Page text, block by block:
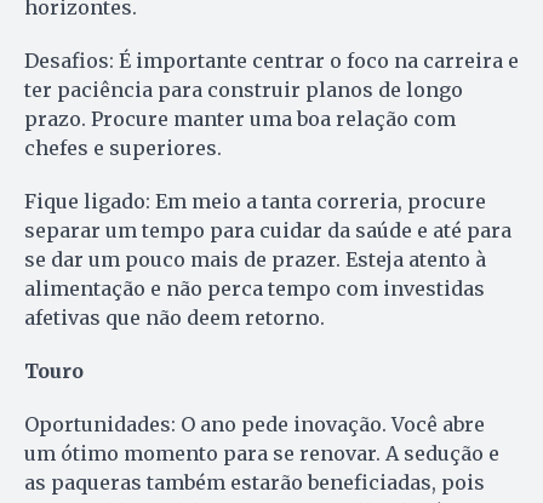
horizontes.
Desafios: É importante centrar o foco na carreira e
ter paciência para construir planos de longo
prazo. Procure manter uma boa relação com
chefes e superiores.
Fique ligado: Em meio a tanta correria, procure
separar um tempo para cuidar da saúde e até para
se dar um pouco mais de prazer. Esteja atento à
alimentação e não perca tempo com investidas
afetivas que não deem retorno.
Touro
Oportunidades: O ano pede inovação. Você abre
um ótimo momento para se renovar. A sedução e
as paqueras também estarão beneficiadas, pois